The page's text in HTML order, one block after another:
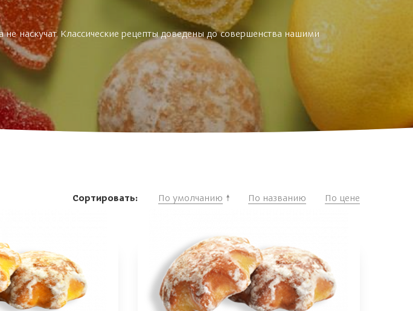
наскучат. Классические рецепты доведены до совершенства нашими
Сортировать: По умолчанию По названию По цене